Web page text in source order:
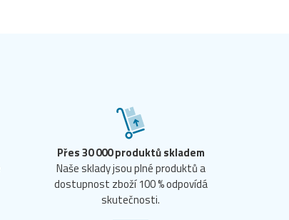
Přes 30 000 produktů skladem
Naše sklady jsou plné produktů a
dostupnost zboží 100 % odpovídá
skutečnosti.